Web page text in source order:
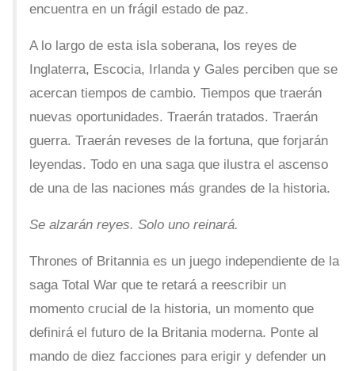
encuentra en un frágil estado de paz.
A lo largo de esta isla soberana, los reyes de
Inglaterra, Escocia, Irlanda y Gales perciben que se
acercan tiempos de cambio. Tiempos que traerán
nuevas oportunidades. Traerán tratados. Traerán
guerra. Traerán reveses de la fortuna, que forjarán
leyendas. Todo en una saga que ilustra el ascenso
de una de las naciones más grandes de la historia.
Se alzarán reyes. Solo uno reinará.
Thrones of Britannia es un juego independiente de la
saga Total War que te retará a reescribir un
momento crucial de la historia, un momento que
definirá el futuro de la Britania moderna. Ponte al
mando de diez facciones para erigir y defender un